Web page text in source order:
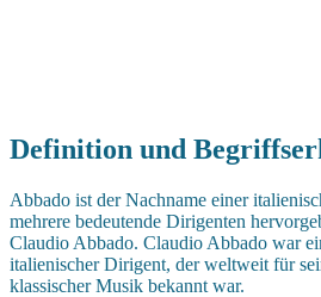
Definition und
Abbado ist der Nachname einer
mehrere bedeutende Dirigenten
Claudio Abbado. Claudio Abbado war
italienischer Dirigent, der weltweit für
klassischer Musik bekannt war.